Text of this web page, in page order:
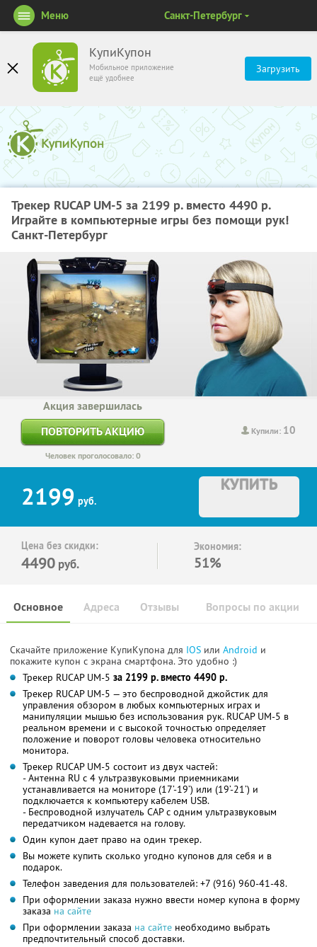
КупиКупон
Мобильное приложение
ещё удобнее
Загрузить
Меню Санкт-Петербург
Трекер RUCAP UM-5 за 2199 р. вместо 4490 р.
Играйте в компьютерные игры без помощи рук!
Санкт-Петербург
Купили: 10
Акция завершилась
ПОВТОРИТЬ АКЦИЮ
Человек проголосовало: 0
2199 руб.
КУПИТЬ
Цена без скидки:
4490 руб.
Экономия:
51%
Основное Отзывы Вопросы по акции
Адреса
Скачайте приложение КупиКупона для IOS или Android и
покажите купон с экрана смартфона. Это удобно :)
Трекер RUCAP UM-5 за 2199 р. вместо 4490 р.
Трекер RUCAP UM-5 — это беспроводной джойстик для
управления обзором в любых компьютерных играх и
манипуляции мышью без использования рук. RUCAP UM-5 в
реальном времени и с высокой точностью определяет
положение и поворот головы человека относительно
монитора.
Трекер RUCAP UM-5 состоит из двух частей:
- Антенна RU с 4 ультразвуковыми приемниками
устанавливается на мониторе (17’-19’) или (19’-21’) и
подключается к компьютеру кабелем USB.
- Беспроводной излучатель CAP с одним ультразвуковым
передатчиком надевается на голову.
Один купон дает право на один трекер.
Вы можете купить сколько угодно купонов для себя и в
подарок.
Телефон заведения для пользователей: +7 (916) 960-41-48.
При оформлении заказа нужно ввести номер купона в форму
заказа на сайте
При оформлении заказа на сайте необходимо выбрать
предпочтительный способ доставки.